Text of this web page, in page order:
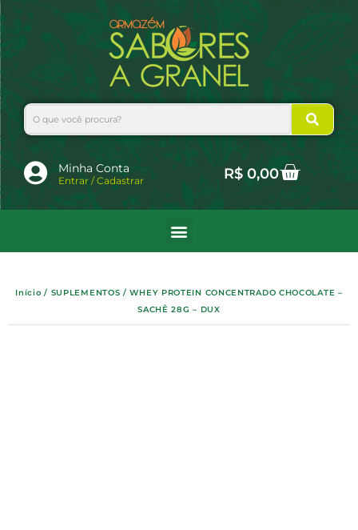
para
o
conteúdo
Search
Minha Conta
Entrar / Cadastrar R$0,00Cart
Início / SUPLEMENTOS / WHEY PROTEIN CONCENTRADO CHOCOLATE –
SACHÊ 28G – DUX